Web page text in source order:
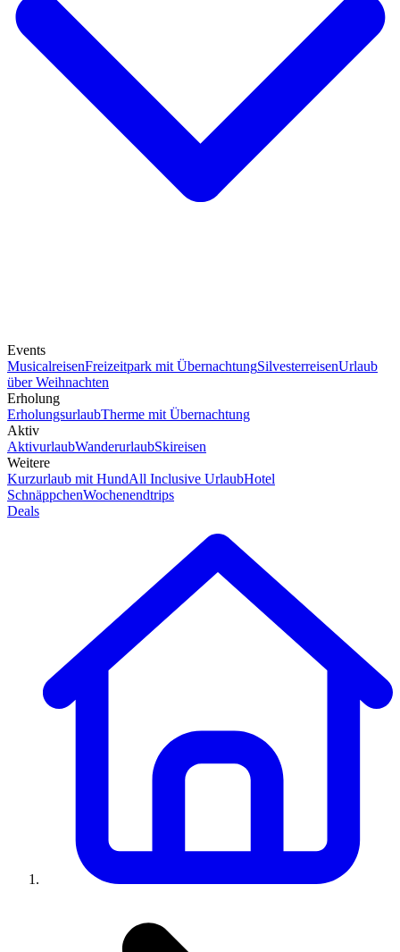
Events
MusicalreisenFreizeitpark mit ÜbernachtungSilvesterreisenUrlaub
über Weihnachten
Erholung
ErholungsurlaubTherme mit Übernachtung
Aktiv
AktivurlaubWanderurlaubSkireisen
Weitere
Kurzurlaub mit HundAll Inclusive UrlaubHotel
SchnäppchenWochenendtrips
Deals